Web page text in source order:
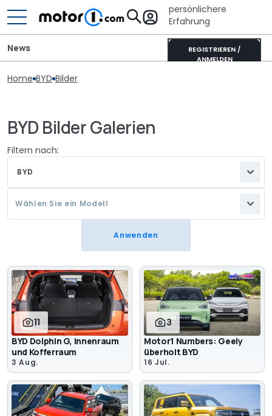
persönlichere
Erfahrung
REGISTRIEREN /
ANMELDEN
News
Home BYD Bilder
BYD Bilder Galerien
Filtern nach:
BYD
Wählen Sie ein Modell
11
BYD Dolphin G, Innenraum
und Kofferraum
3 Aug.
3
Motor1 Numbers: Geely
überholt BYD
16 Jul.